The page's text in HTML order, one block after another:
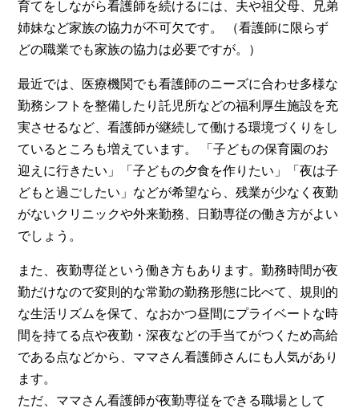
育てをしながら看護師を続けるには、夫や祖父母、兄弟
姉妹など家族の協力が不可欠です。 （看護師に限らず
どの職業でも家族の協力は必要ですが。）
最近では、医療機関でも看護師のニーズに合わせ多様な
勤務シフトを整備したり託児所などの福利厚生施設を充
実させるなど、看護師が継続して働ける環境づくりをし
ているところも増えています。 「子どもの保育園のお
迎えに行きたい」「子どもの夕食を作りたい」「夜は子
どもと過ごしたい」などが希望なら、残業が少なく夜勤
がないクリニックや外来勤務、日勤専従の働き方がよい
でしょう。
また、夜勤専従という働き方もあります。勤務時間が夜
勤だけなので変則的な常勤の勤務形態に比べて、規則的
な生活リズムを保て、なおかつ昼間にプライベートな時
間を持てる点や夜勤・深夜などの手当てがつくため高給
である点などから、ママさん看護師さんにも人気があり
ます。
ただ、ママさん看護師が夜勤専従をできる職場として